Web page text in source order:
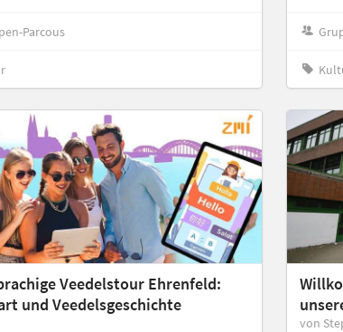
Parcous
Veedelstour Ehrenfeld:
und Veedelsgeschichte
von